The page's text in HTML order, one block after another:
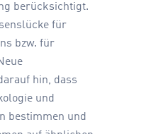
berücksichtigt.
für
bzw. für
hin, dass
und
bestimmen und